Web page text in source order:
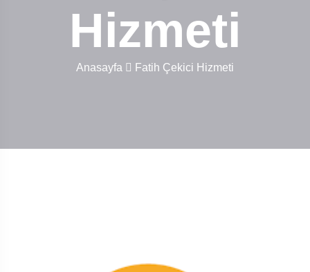
Hizmeti
Anasayfa Fatih Çekici Hizmeti